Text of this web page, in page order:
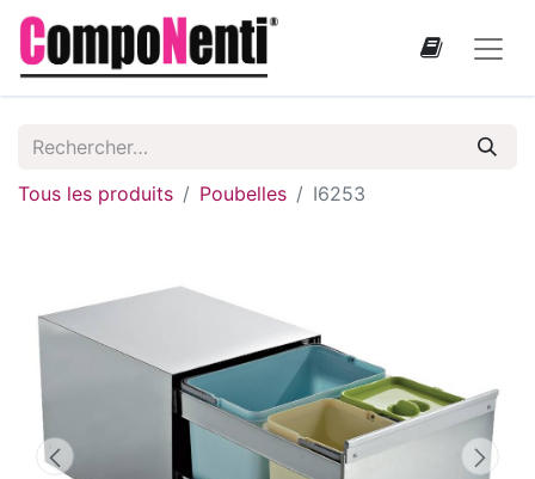
Tous les produits Poubelles I6253